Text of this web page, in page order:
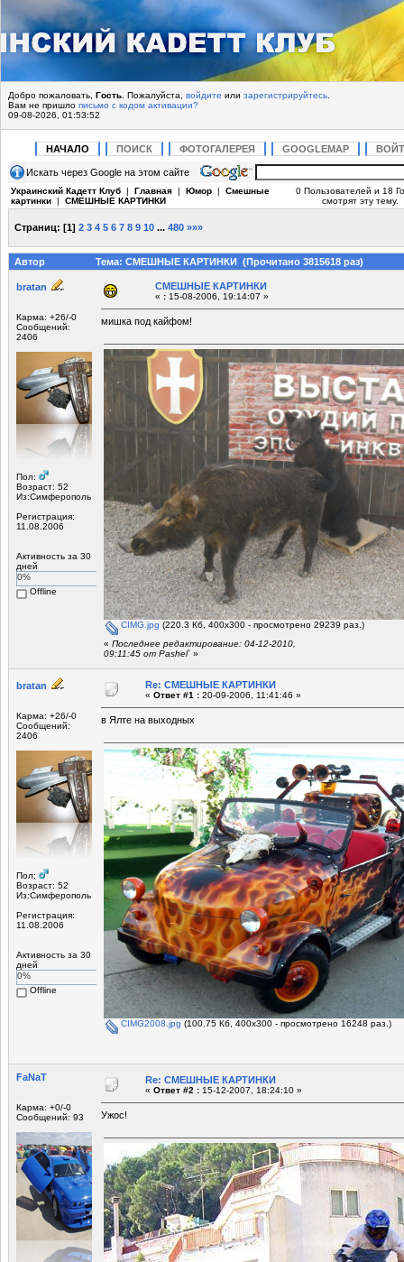
Добро пожаловать, Гость . Пожалуйста, войдите или зарегистрируйтесь
Вам не пришло письмо с кодом активации?
09-08-2026, 01:53:52
НАЧАЛО ПОИСК ФОТОГАЛЕРЕЯ GOOGLEMAP
Искать через Google на этом сайте
Украинский Кадетт Клуб | Главная | Юмор | Смешные
картинки | СМЕШНЫЕ КАРТИНКИ
0 Пользователей и 18
смотрят эту тему.
Страниц: [1] 2 3 4 5 6 7 8 9 10 ... 480 »»»
Автор Тема: СМЕШНЫЕ КАРТИНКИ (Прочитано 3815618 раз)
bratan
Карма: +26/-0
Сообщений:
2406
Пол:
Возраст: 52
Из:Симферополь
Регистрация:
11.08.2006
Активность за 30
дней
0%
Offline
СМЕШНЫЕ КАРТИНКИ
« : 15-08-2006, 19:14:07 »
мишка под кайфом!
CIMG.jpg (220.3 Кб, 400x300 - просмотрено 29239 раз.)
« Последнее редактирование: 04-12-2010,
09:11:45 от Pashel` »
bratan
Карма: +26/-0
Сообщений:
2406
Пол:
Возраст: 52
Из:Симферополь
Регистрация:
11.08.2006
Активность за 30
дней
0%
Offline
Re: СМЕШНЫЕ КАРТИНКИ
« Ответ #1 : 20-09-2006, 11:41:46 »
в Ялте на выходных
CIMG2008.jpg (100.75 Кб, 400x300 - просмотрено 16248 раз.)
FaNaT
Карма: +0/-0
Сообщений: 93
Re: СМЕШНЫЕ КАРТИНКИ
« Ответ #2 : 15-12-2007, 18:24:10 »
Ужос!